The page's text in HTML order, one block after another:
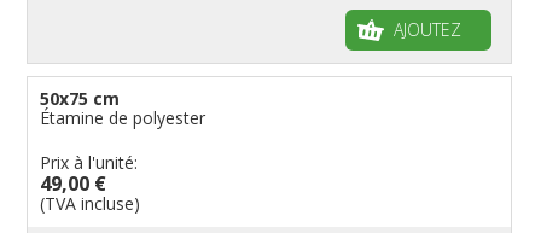
AJOUTEZ
50x75 cm
Étamine de polyester
Prix à l'unité:
49,00 €
(TVA incluse)